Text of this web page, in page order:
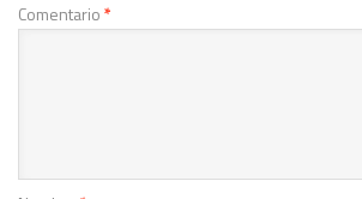
Comentario*